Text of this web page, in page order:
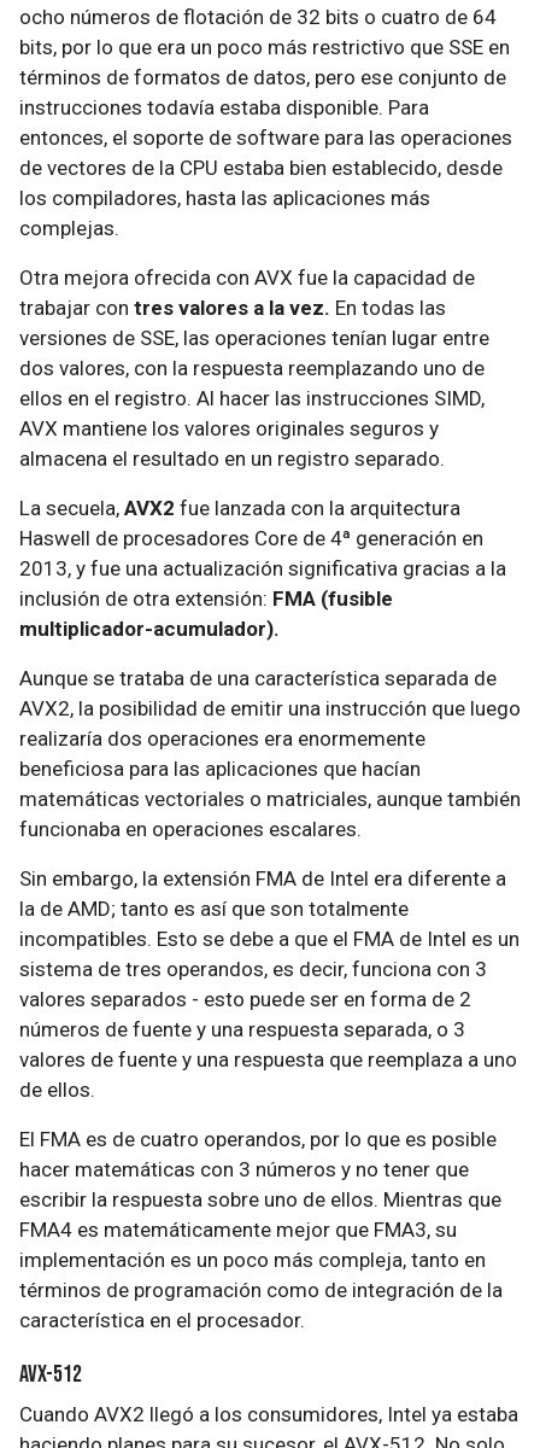
ocho números de flotación de 32 bits o cuatro de 64
bits, por lo que era un poco más restrictivo que SSE en
términos de formatos de datos, pero ese conjunto de
instrucciones todavía estaba disponible. Para
entonces, el soporte de software para las operaciones
de vectores de la CPU estaba bien establecido, desde
los compiladores, hasta las aplicaciones más
complejas.
Otra mejora ofrecida con AVX fue la capacidad de
trabajar con tres valores a la vez. En todas las
versiones de SSE, las operaciones tenían lugar entre
dos valores, con la respuesta reemplazando uno de
ellos en el registro. Al hacer las instrucciones SIMD,
AVX mantiene los valores originales seguros y
almacena el resultado en un registro separado.
La secuela, AVX2 fue lanzada con la arquitectura
Haswell de procesadores Core de 4ª generación en
2013, y fue una actualización significativa gracias a la
inclusión de otra extensión: FMA (fusible
multiplicador-acumulador).
Aunque se trataba de una característica separada de
AVX2, la posibilidad de emitir una instrucción que luego
realizaría dos operaciones era enormemente
beneficiosa para las aplicaciones que hacían
matemáticas vectoriales o matriciales, aunque también
funcionaba en operaciones escalares.
Sin embargo, la extensión FMA de Intel era diferente a
la de AMD; tanto es así que son totalmente
incompatibles. Esto se debe a que el FMA de Intel es un
sistema de tres operandos, es decir, funciona con 3
valores separados - esto puede ser en forma de 2
números de fuente y una respuesta separada, o 3
valores de fuente y una respuesta que reemplaza a uno
de ellos.
El FMA es de cuatro operandos, por lo que es posible
hacer matemáticas con 3 números y no tener que
escribir la respuesta sobre uno de ellos. Mientras que
FMA4 es matemáticamente mejor que FMA3, su
implementación es un poco más compleja, tanto en
términos de programación como de integración de la
característica en el procesador.
AVX-512
Cuando AVX2 llegó a los consumidores, Intel ya estaba